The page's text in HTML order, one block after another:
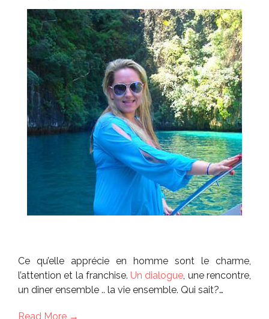
Ce qu’elle apprécie en homme sont le charme,
l’attention et la franchise. Un dialogue , une rencontre,
un dîner ensemble .. la vie ensemble. Qui sait?…
Read More →